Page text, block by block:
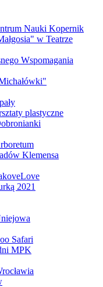
Nauki Kopernik
w Teatrze
Wspomagania
plastyczne
Klemensa
2021
Safari
MPK